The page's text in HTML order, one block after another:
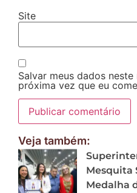
Site
Salvar meus dados
próxima vez que eu
Veja também:
Mesquita
Medalha